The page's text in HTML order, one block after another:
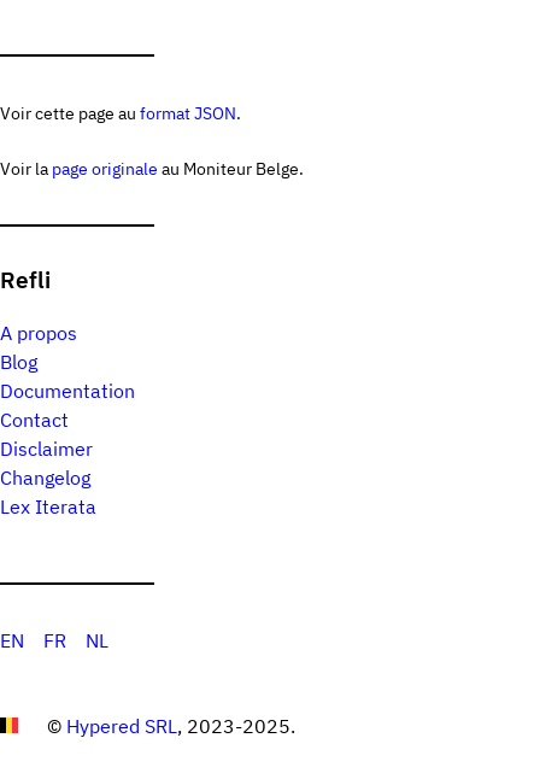
Voir cette page au format JSON.
Voir la page originale au Moniteur Belge.
Refli
A propos
Blog
Documentation
Contact
Disclaimer
Changelog
Lex Iterata
EN FR NL
© Hypered SRL , 2023-2025.